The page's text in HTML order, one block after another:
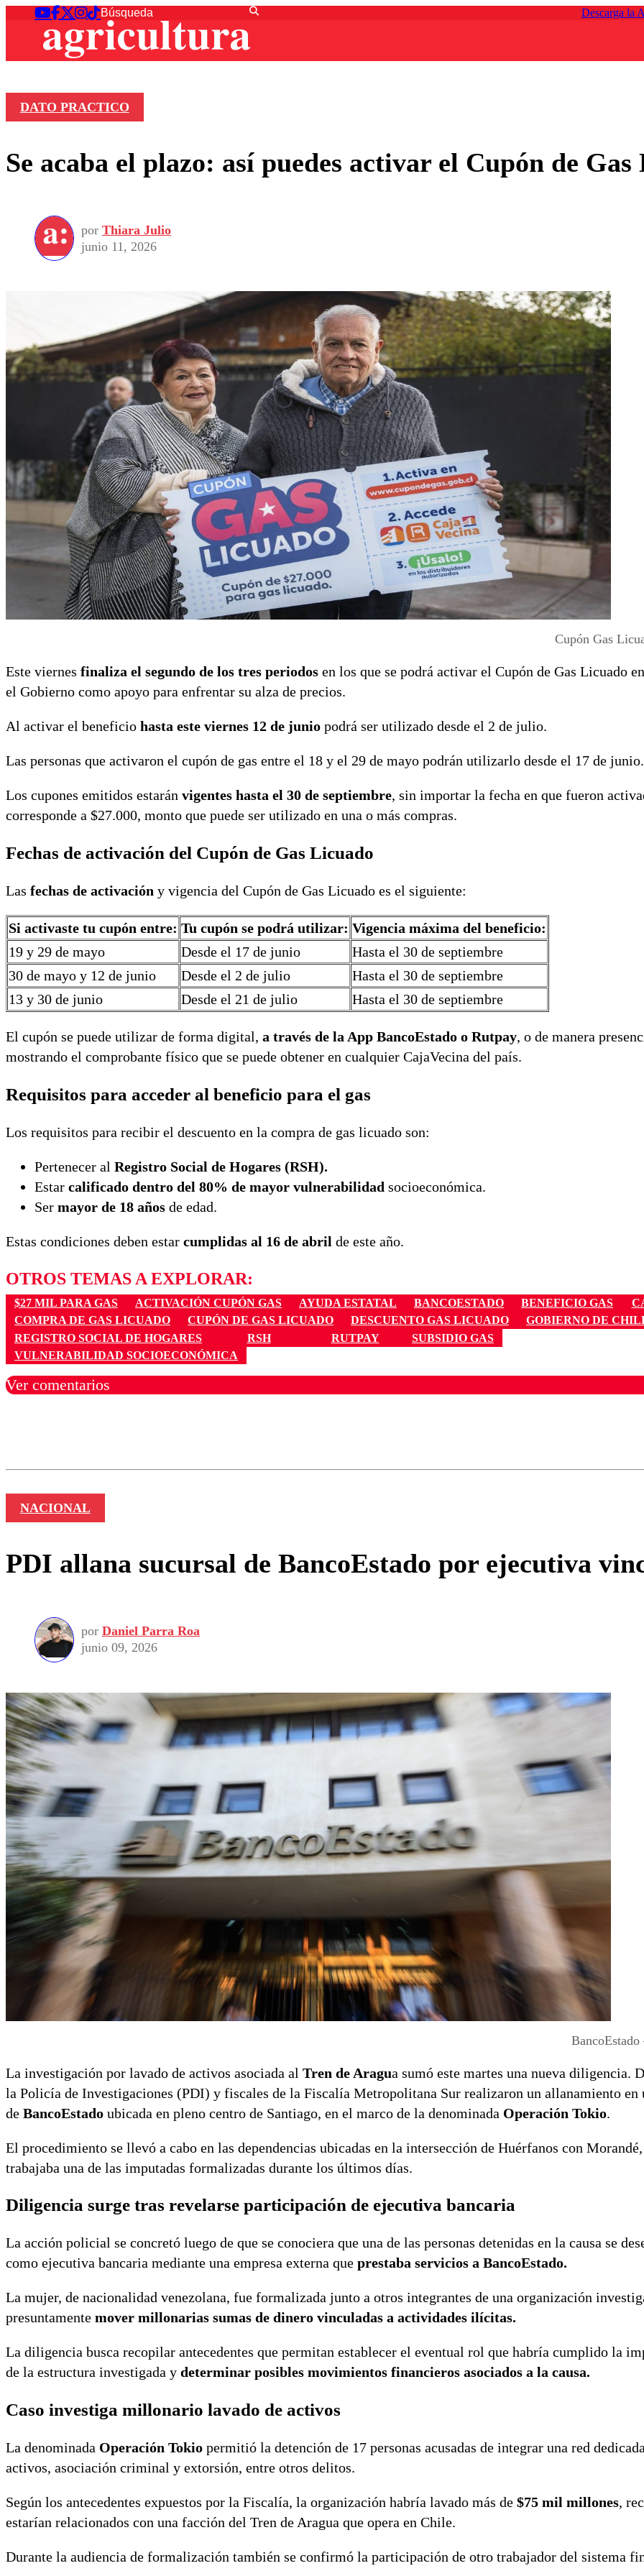
Descarga la
DATO PRACTICO
Se acaba el plazo: así puedes activar el Cupón de
por Thiara Julio
junio 11, 2026
Cupón Gas
Este viernes finaliza el segundo de los tres periodos en los que se podrá activar el Cupón de Gas Licuado
el Gobierno como apoyo para enfrentar su alza de precios.
Al activar el beneficio hasta este viernes 12 de junio podrá ser utilizado desde el 2 de julio.
Las personas que activaron el cupón de gas entre el 18 y el 29 de mayo podrán utilizarlo desde el 17 de junio.
Los cupones emitidos estarán vigentes hasta el 30 de septiembre, sin importar la fecha en que fueron
corresponde a $27.000, monto que puede ser utilizado en una o más compras.
Fechas de activación del Cupón de Gas Licuado
Las fechas de activación y vigencia del Cupón de Gas Licuado es el siguiente:
Si activaste tu cupón entre: Tu cupón se podrá utilizar: Vigencia máxima del beneficio:
19 y 29 de mayo
Desde el 17 de junio
Hasta el 30 de septiembre
30 de mayo y 12 de junio
Desde el 2 de julio
Hasta el 30 de septiembre
13 y 30 de junio
Desde el 21 de julio Hasta el 30 de septiembre
El cupón se puede utilizar de forma digital, a través de la App BancoEstado o Rutpay, o de manera
mostrando el comprobante físico que se puede obtener en cualquier CajaVecina del país.
Requisitos para acceder al beneficio para el gas
Los requisitos para recibir el descuento en la compra de gas licuado son:
Pertenecer al Registro Social de Hogares (RSH).
Estar calificado dentro del 80% de mayor vulnerabilidad socioeconómica.
Ser mayor de 18 años de edad.
Estas condiciones deben estar cumplidas al 16 de abril de este año.
OTROS TEMAS A EXPLORAR:
$27 MIL PARA GAS ACTIVACIÓN CUPÓN GAS AYUDA ESTATAL BANCOESTADO BENEFICIO GAS
COMPRA DE GAS LICUADO
CUPÓN DE GAS LICUADO DESCUENTO GAS LICUADO
GOBIERNO DE
REGISTRO SOCIAL DE HOGARES
RSH RUTPAY
SUBSIDIO GAS
VULNERABILIDAD SOCIOECONÓMICA
Ver comentarios
NACIONAL
PDI allana sucursal de BancoEstado por ejecutiva
por Daniel Parra Roa
junio 09, 2026
La investigación por lavado de activos asociada al Tren de Aragua sumó este martes una nueva diligencia.
la Policía de Investigaciones (PDI) y fiscales de la Fiscalía Metropolitana Sur realizaron un allanamiento en
de BancoEstado ubicada en pleno centro de Santiago, en el marco de la denominada Operación Tokio.
El procedimiento se llevó a cabo en las dependencias ubicadas en la intersección de Huérfanos con
trabajaba una de las imputadas formalizadas durante los últimos días.
Diligencia surge tras revelarse participación de ejecutiva bancaria
La acción policial se concretó luego de que se conociera que una de las personas detenidas en la causa se
como ejecutiva bancaria mediante una empresa externa que prestaba servicios a BancoEstado.
La mujer, de nacionalidad venezolana, fue formalizada junto a otros integrantes de una organización
presuntamente mover millonarias sumas de dinero vinculadas a actividades ilícitas.
La diligencia busca recopilar antecedentes que permitan establecer el eventual rol que habría cumplido la
de la estructura investigada y determinar posibles movimientos financieros asociados a la causa.
Caso investiga millonario lavado de activos
La denominada Operación Tokio permitió la detención de 17 personas acusadas de integrar una red
activos, asociación criminal y extorsión, entre otros delitos.
Según los antecedentes expuestos por la Fiscalía, la organización habría lavado más de $75 mil millones,
estarían relacionados con una facción del Tren de Aragua que opera en Chile.
Durante la audiencia de formalización también se confirmó la participación de otro trabajador del sistema